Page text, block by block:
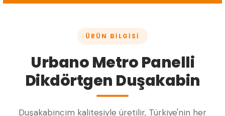
ÜRÜN BILGISI
Urbano Metro Panelli
Dikdörtgen Duşakabin
Duşakabincim kalitesiyle üretilir, Türkiye'nin her